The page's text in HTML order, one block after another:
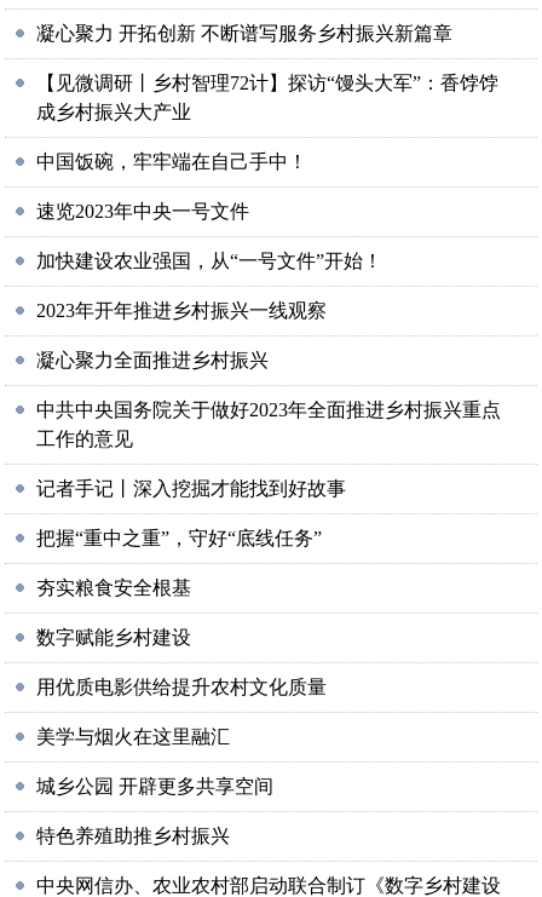
凝心聚力 开拓创新 不断谱写服务乡村振兴新篇章
【见微调研丨乡村智理72计】探访“馒头大军”：香饽饽
成乡村振兴大产业
中国饭碗，牢牢端在自己手中！
速览2023年中央一号文件
加快建设农业强国，从“一号文件”开始！
2023年开年推进乡村振兴一线观察
凝心聚力全面推进乡村振兴
中共中央国务院关于做好2023年全面推进乡村振兴重点
工作的意见
记者手记丨深入挖掘才能找到好故事
把握“重中之重”，守好“底线任务”
夯实粮食安全根基
数字赋能乡村建设
用优质电影供给提升农村文化质量
美学与烟火在这里融汇
城乡公园 开辟更多共享空间
特色养殖助推乡村振兴
中央网信办、农业农村部启动联合制订《数字乡村建设